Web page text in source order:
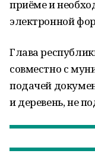
приёме и
электронной
Глава
совместно с
подачей
и деревень, не